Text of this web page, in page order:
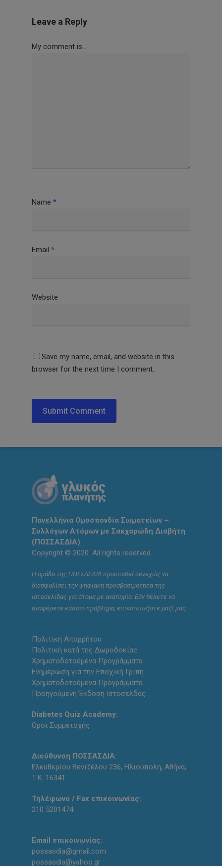
Leave a Reply
My comment is..
Name *
Email *
Website
Save my name, email, and website in this
browser for the next time I comment.
Πανελλήνια Ομοσπονδία Σωματείων –
Συλλόγων Ατόμων με Σακχαρώδη Διαβήτη
(ΠΟΣΣΑΣΔΙΑ)
Copyright © 2020. All rights reserved.
Η ομάδα της ΠΟΣΣΑΣΔΙΑ προσπαθεί συνεχώς να
διασφαλίσει την ψηφιακή προσβασιμότητα της
ιστοσελίδας για άτομα με αναπηρία. Εάν θέλετε να
αναφέρετε κάποιο πρόβλημα, επικοινωνήστε μαζί μας.
Πολιτική Απορρήτου
Πολιτική κατά της Δωροδοκίας
Χρηματοδοτούμενα Προγράμματα
Ενημέρωση για την Εποχική Γρίπη
Χρηματοδοτούμενα Προγράμματα
Προηγούμενη Έκδοση Ιστοσελδας
Diabetes Quiz Academy:
Όροι Συμμετοχής
Διεύθυνση ΠΟΣΣΑΣΔΙΑ:
Ελευθερίου Βενιζέλου 236, Ηλιούπολη, Αθήνα,
Τ.Κ. 16341
Τηλέφωνο / Fax επικοινωνίας:
210 5201474
Email επικοινωνίας:
possasdia@gmail.com
possasdia@yahoo.gr